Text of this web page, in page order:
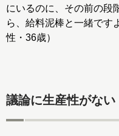
にいるのに、その前の段
ら、給料泥棒と一緒です
性・36歳）
議論に生産性がない